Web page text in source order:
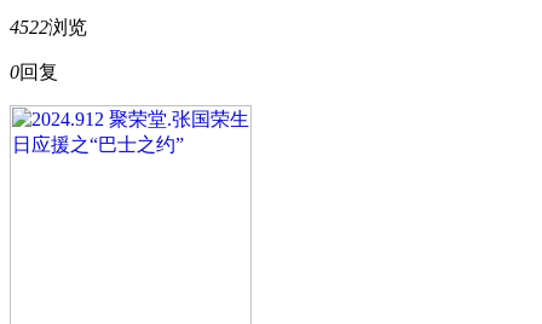
4522浏览
0回复